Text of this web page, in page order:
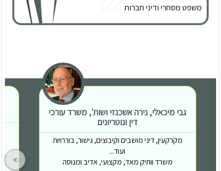
משפט מסחרי ודיני חברות
נוטריון
צרכנות ותביעות קטנות
תעבורה
גבי מיכאלי, נירה אשכנזי ושות', משרד עורכי
דין ונוטריונים
מקרקעין, דיני מושבים וקיבוצים, גישור, בוררויות
ועוד...
משרד וותיק מאד, מקצועי, אדיב ומנוסה